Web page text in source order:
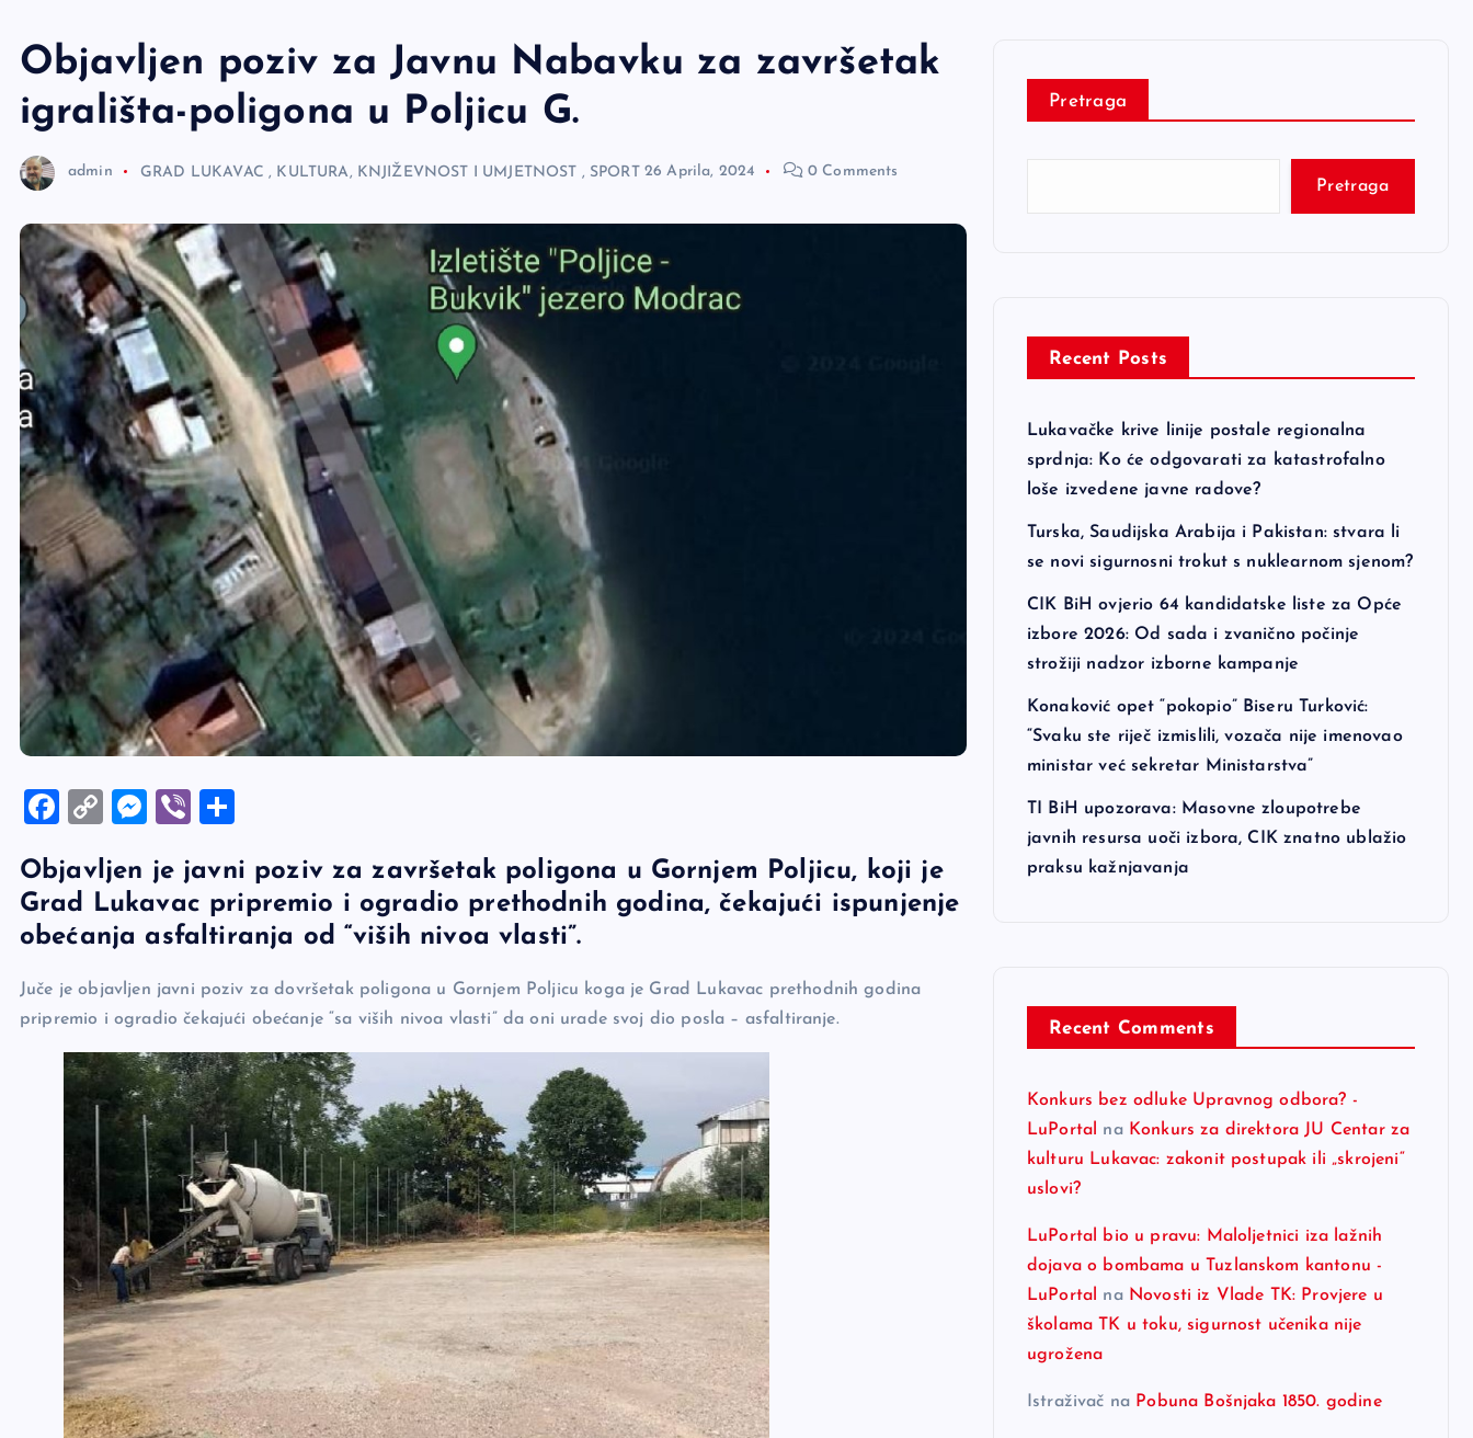
Objavljen poziv za Javnu Nabavku za završetak
igrališta-poligona u Poljicu G.
admin GRAD LUKAVAC , KULTURA, KNJIŽEVNOST I UMJETNOST , SPORT 26 Aprila, 2024 0 Comments
F
c
e
b
o
o
k
C
p
y
Li
n
k
M
se
n
g
er
Vi
er ar
e
Objavljen je javni poziv za završetak poligona u Gornjem Poljicu, koji je
Grad Lukavac pripremio i ogradio prethodnih godina, čekajući ispunjenje
obećanja asfaltiranja od “viših nivoa vlasti”.
Juče je objavljen javni poziv za dovršetak poligona u Gornjem Poljicu koga je Grad Lukavac prethodnih godina
pripremio i ogradio čekajući obećanje “sa viših nivoa vlasti” da oni urade svoj dio posla – asfaltiranje.
Pretraga
Pretraga
Recent Posts
Lukavačke krive linije postale regionalna
sprdnja: Ko će odgovarati za katastrofalno
loše izvedene javne radove?
Turska, Saudijska Arabija i Pakistan: stvara li
se novi sigurnosni trokut s nuklearnom sjenom?
CIK BiH ovjerio 64 kandidatske liste za Opće
izbore 2026: Od sada i zvanično počinje
strožiji nadzor izborne kampanje
Konaković opet “pokopio” Biseru Turković:
“Svaku ste riječ izmislili, vozača nije imenovao
ministar već sekretar Ministarstva”
TI BiH upozorava: Masovne zloupotrebe
javnih resursa uoči izbora, CIK znatno ublažio
praksu kažnjavanja
Recent Comments
Konkurs bez odluke Upravnog odbora? -
LuPortal
na Konkurs za direktora JU Centar za
kulturu Lukavac: zakonit postupak ili „skrojeni“
uslovi?
LuPortal bio u pravu: Maloljetnici iza lažnih
dojava o bombama u Tuzlanskom kantonu -
LuPortal
na Novosti iz Vlade TK: Provjere u
školama TK u toku, sigurnost učenika nije
ugrožena
Istraživač na Pobuna Bošnjaka 1850. godine